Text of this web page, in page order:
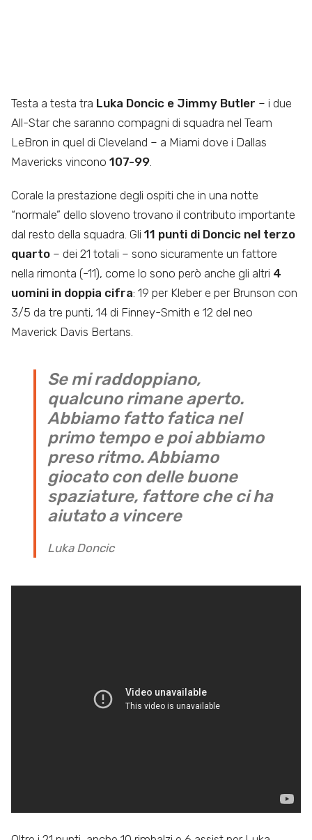
Testa a testa tra Luka Doncic e Jimmy Butler – i due
All-Star che saranno compagni di squadra nel Team
LeBron in quel di Cleveland – a Miami dove i Dallas
Mavericks vincono 107-99
Corale la prestazione degli ospiti che in una notte
“normale” dello sloveno trovano il contributo importante
dal resto della squadra. Gli 11 punti di Doncic nel terzo
quarto – dei 21 totali – sono sicuramente un fattore
nella rimonta (-11), come lo sono però anche gli altri 4
uomini in doppia cifra: 19 per Kleber e per Brunson con
3/5 da tre punti, 14 di Finney-Smith e 12 del neo
Maverick Davis Bertans.
Se mi raddoppiano,
qualcuno rimane aperto.
Abbiamo fatto fatica nel
primo tempo e poi abbiamo
preso ritmo. Abbiamo
giocato con delle buone
spaziature, fattore che ci ha
aiutato a vincere
Luka Doncic